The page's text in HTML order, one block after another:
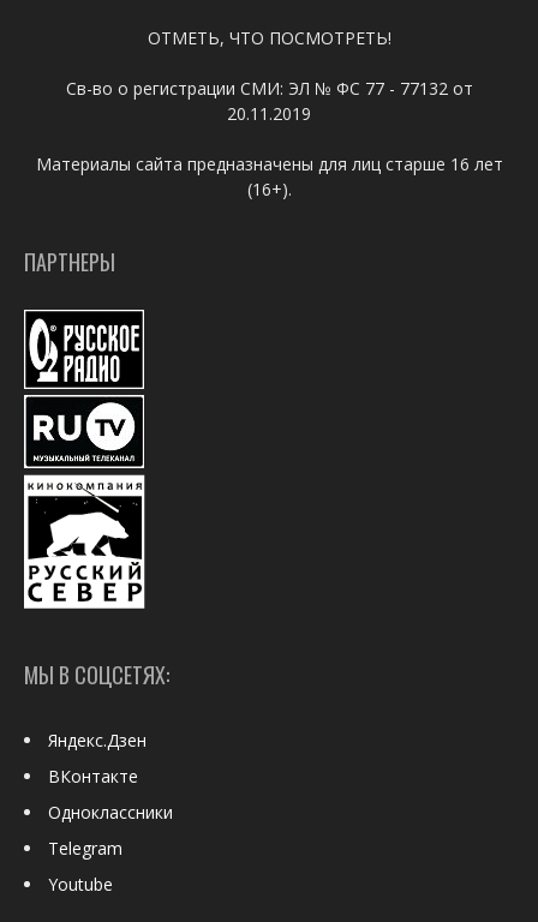
ОТМЕТЬ, ЧТО ПОСМОТРЕТЬ!
Св-во о регистрации СМИ: ЭЛ № ФС 77 - 77132 от
20.11.2019
Материалы сайта предназначены для лиц старше 16 лет
(16+).
ПАРТНЕРЫ
МЫ В СОЦСЕТЯХ:
Яндекс.Дзен
ВКонтакте
Одноклассники
Telegram
Youtube